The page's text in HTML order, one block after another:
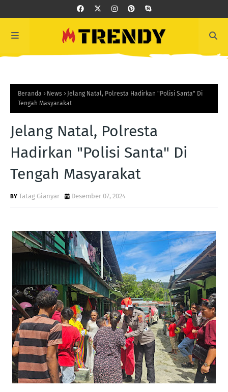
Beranda News
Jelang Natal, Polresta Hadirkan "Polisi Santa" Di
Tengah Masyarakat
Jelang Natal, Polresta
Hadirkan "Polisi Santa" Di
Tengah Masyarakat
Tatag Gianyar Desember 07, 2024